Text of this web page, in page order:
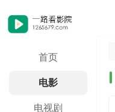
首页
电影
电视剧